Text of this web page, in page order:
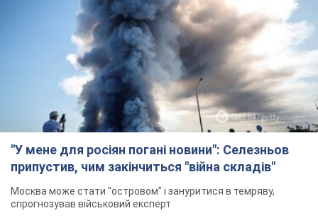
"У мене для росіян погані новини": Селезньов
припустив, чим закінчиться "війна складів"
Москва може стати "островом" і зануритися в темряву,
спрогнозував військовий експерт